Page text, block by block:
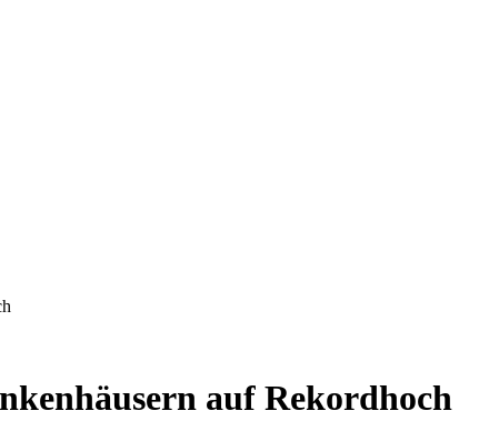
auf Rekordhoch